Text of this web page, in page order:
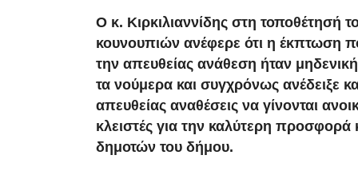
Ο κ. Κιρκιλιαννίδης στη τοποθέτησή
κουνουπιών ανέφερε ότι η έκπτωση
την απευθείας ανάθεση ήταν
τα νούμερα και συγχρόνως ανέδειξε
απευθείας αναθέσεις να γίνονται
κλειστές για την καλύτερη προσφορά
δημοτών του δήμου.